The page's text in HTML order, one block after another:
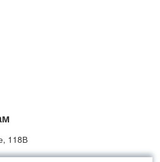
118В